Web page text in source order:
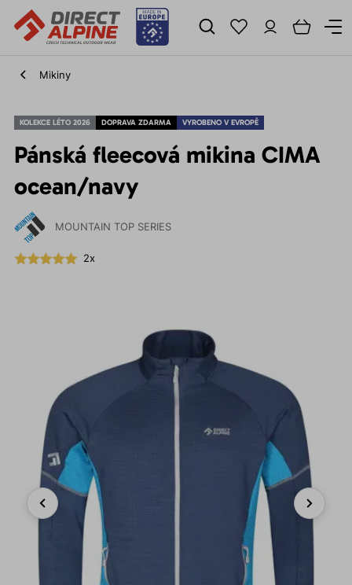
Mikiny
KOLEKCE LÉTO 2026 DOPRAVA ZDARMA VYROBENO V EVROPĚ
Pánská fleecová mikina CIMA
ocean/navy
MOUNTAIN TOP SERIES
2x